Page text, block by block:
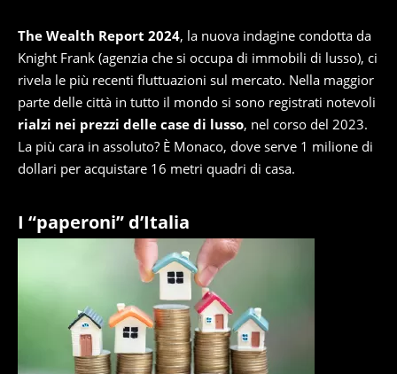
The Wealth Report 2024, la nuova indagine condotta da
Knight Frank (agenzia che si occupa di immobili di lusso), ci
rivela le più recenti fluttuazioni sul mercato. Nella maggior
parte delle città in tutto il mondo si sono registrati notevoli
rialzi nei prezzi delle case di lusso, nel corso del 2023.
La più cara in assoluto? È Monaco, dove serve 1 milione di
dollari per acquistare 16 metri quadri di casa.
I “paperoni” d’Italia